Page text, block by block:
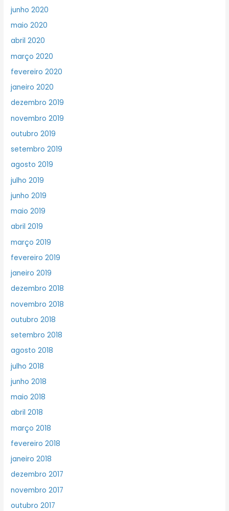
junho 2020
maio 2020
abril 2020
março 2020
fevereiro 2020
janeiro 2020
dezembro 2019
novembro 2019
outubro 2019
setembro 2019
agosto 2019
julho 2019
junho 2019
maio 2019
abril 2019
março 2019
fevereiro 2019
janeiro 2019
dezembro 2018
novembro 2018
outubro 2018
setembro 2018
agosto 2018
julho 2018
junho 2018
maio 2018
abril 2018
março 2018
fevereiro 2018
janeiro 2018
dezembro 2017
novembro 2017
outubro 2017